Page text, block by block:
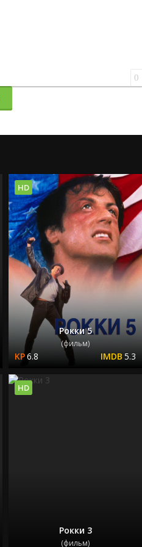
0
Рокки 5
(фильм)
6.8 5.3
HD
Рокки 3
(фильм)
HD